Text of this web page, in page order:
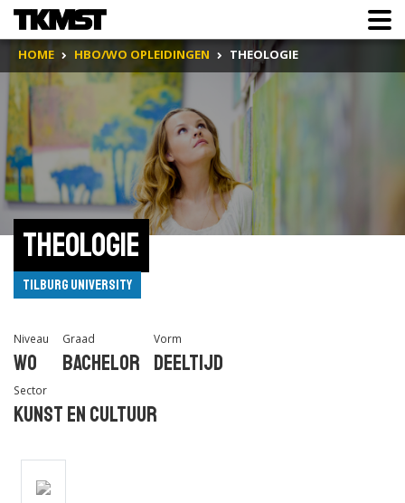
HOME HBO/WO OPLEIDINGEN THEOLOGIE
Theologie
Tilburg University
Niveau
Wo
Graad
Bachelor
Vorm
Deeltijd
Sector
Kunst en Cultuur